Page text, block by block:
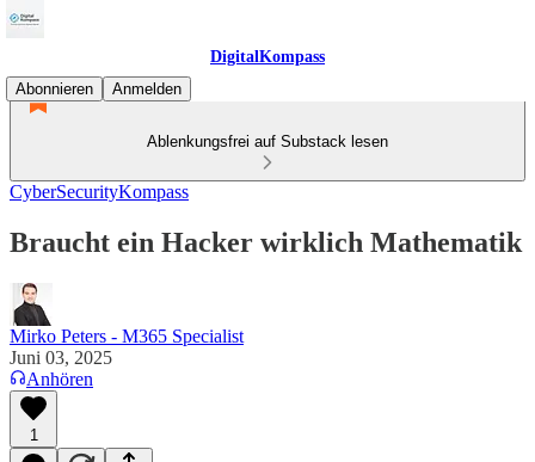
DigitalKompass
Abonnieren
Anmelden
Ablenkungsfrei auf Substack lesen
CyberSecurityKompass
Braucht ein Hacker wirklich Mathematik
Mirko Peters - M365 Specialist
Juni 03, 2025
Anhören
1